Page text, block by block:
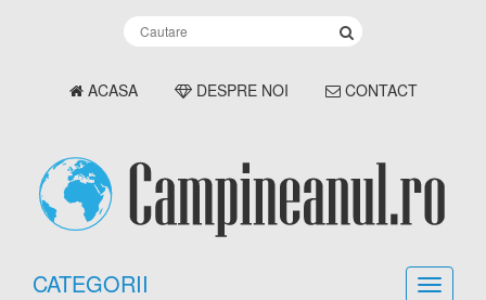
ACASA DESPRE NOI CONTACT
CATEGORII